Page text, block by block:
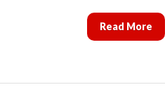
Read More